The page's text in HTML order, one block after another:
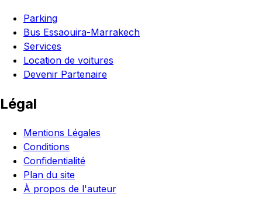
Parking
Bus Essaouira-Marrakech
Services
Location de voitures
Devenir Partenaire
Légal
Mentions Légales
Conditions
Confidentialité
Plan du site
À propos de l'auteur